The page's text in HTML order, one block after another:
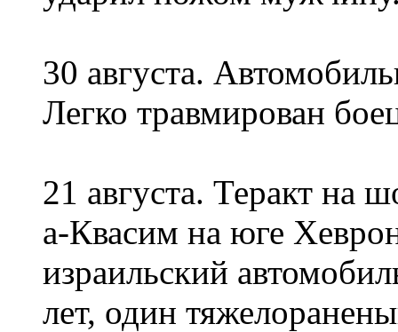
30 августа.
Легко травмирован
21 августа. Теракт на
а-Квасим на юге
израильский
лет, один